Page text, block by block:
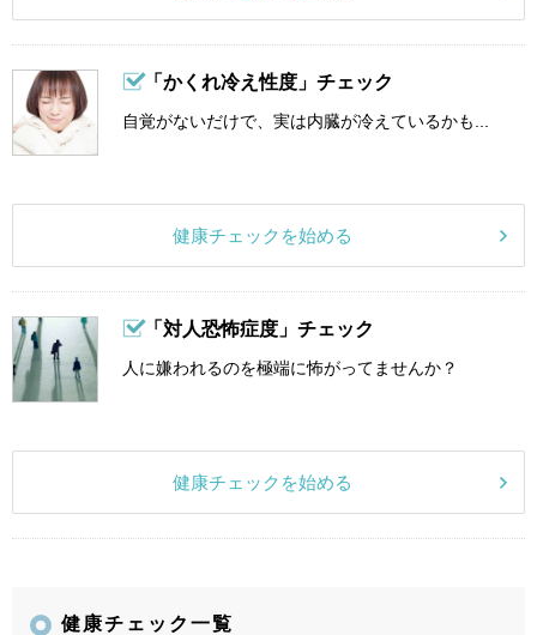
「かくれ冷え性度」チェック
自覚がないだけで、実は内臓が冷えているかも...
健康チェックを始める
「対人恐怖症度」チェック
人に嫌われるのを極端に怖がってませんか？
健康チェックを始める
健康チェック一覧